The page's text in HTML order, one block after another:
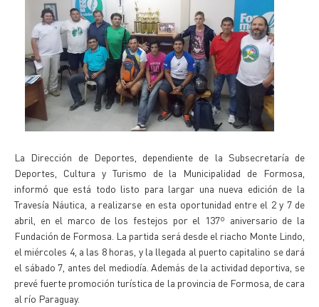
La Dirección de Deportes, dependiente de la Subsecretaría de
Deportes, Cultura y Turismo de la Municipalidad de Formosa,
informó que está todo listo para largar una nueva edición de la
Travesía Náutica, a realizarse en esta oportunidad entre el 2 y 7 de
abril, en el marco de los festejos por el 137º aniversario de la
Fundación de Formosa. La partida será desde el riacho Monte Lindo,
el miércoles 4, a las 8 horas, y la llegada al puerto capitalino se dará
el sábado 7, antes del mediodía. Además de la actividad deportiva, se
prevé fuerte promoción turística de la provincia de Formosa, de cara
al río Paraguay.